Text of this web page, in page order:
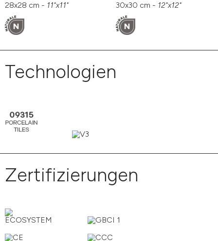
28x28 cm - 11"x11"
30x30 cm - 12"x12"
Technologien
Zertifizierungen